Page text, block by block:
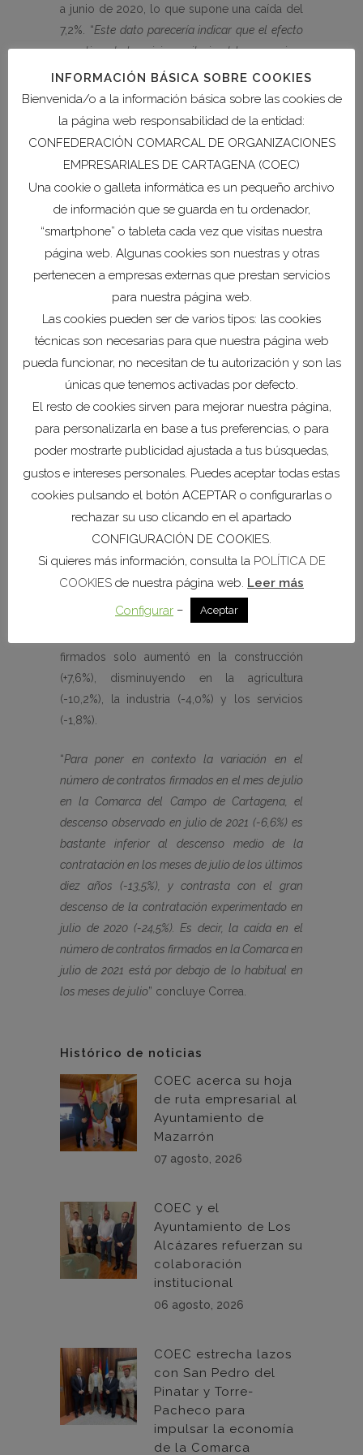
a junio de 2020, lo que supone una caída del
7,2%. “Este dato parecería indicar que el efecto
negativo de la crisis sanitaria del coronavirus
está remitiendo definitivamente sobre la
economía de la Comarca, dado el descenso
espectacular del paro en julio de 2021”
resalta la
presidenta de COEC.
seguimos mostrando nuestra enorme
preocupación por las recientes medidas que
afectan a la reducción de los caudales de agua
para regadío del Trasvase Tajo-Segura,
imprescindible para una actividad económica
tan importante para nuestra Comarca como es
el sector agroalimentario. Desde COEC
manifestamos nuestra más firme oposición a la
disminución de estos cupos de agua, que
pueden poner en peligro miles de puestos de
trabajo, pues no solo se verá afectado el sector
agrícola y ganadero, sino que va a tener un
importante efecto de arrastre en relación con
otros sectores económicos, como la industria
agroalimentaria, el transporte y la hostelería,
entre otros”, en declaraciones de Ana Correa.
El número total de contratos de trabajo
Cartagena en julio de 2021 fue de 30.642
contratos, 2.165 contratos firmados menos
firmados solo aumentó en la construcción
(+7,6%), disminuyendo en la agricultura
(-10,2%), la industria (-4,0%) y los servicios
(-1,8%).
“Para poner en contexto la variación en el
número de contratos firmados en el mes de julio
en la Comarca del Campo de Cartagena, el
descenso observado en julio de 2021 (-6,6%) es
bastante inferior al descenso medio de la
contratación en los meses de julio de los últimos
diez años (-13,5%), y contrasta con el gran
descenso de la contratación experimentado en
julio de 2020 (-24,5%). Es decir, la caída en el
número de contratos firmados en la Comarca en
julio de 2021 está por debajo de lo habitual en
los meses de julio” concluye Correa.
Histórico de noticias
COEC acerca su hoja
de ruta empresarial al
Ayuntamiento de
Mazarrón
07 agosto, 2026
COEC y el
Ayuntamiento de Los
Alcázares refuerzan su
colaboración
institucional
06 agosto, 2026
COEC estrecha lazos
con San Pedro del
Pinatar y Torre-
Pacheco para
impulsar la economía
de la Comarca
INFORMACIÓN BÁSICA SOBRE COOKIES
Bienvenida/o a la información básica sobre las cookies de
la página web responsabilidad de la entidad:
CONFEDERACIÓN COMARCAL DE ORGANIZACIONES
EMPRESARIALES DE CARTAGENA (COEC)
Una cookie o galleta informática es un pequeño archivo
de información que se guarda en tu ordenador,
“smartphone” o tableta cada vez que visitas nuestra
página web. Algunas cookies son nuestras y otras
pertenecen a empresas externas que prestan servicios
para nuestra página web.
Las cookies pueden ser de varios tipos: las cookies
técnicas son necesarias para que nuestra página web
pueda funcionar, no necesitan de tu autorización y son las
únicas que tenemos activadas por defecto.
El resto de cookies sirven para mejorar nuestra página,
para personalizarla en base a tus preferencias, o para
poder mostrarte publicidad ajustada a tus búsquedas,
gustos e intereses personales. Puedes aceptar todas estas
cookies pulsando el botón ACEPTAR o configurarlas o
rechazar su uso clicando en el apartado
CONFIGURACIÓN DE COOKIES.
Si quieres más información, consulta la POLÍTICA DE
COOKIES de nuestra página web. Leer más
Configurar – Aceptar